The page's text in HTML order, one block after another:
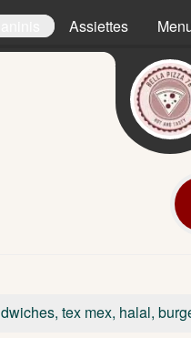
Assiettes
tex mex, halal,